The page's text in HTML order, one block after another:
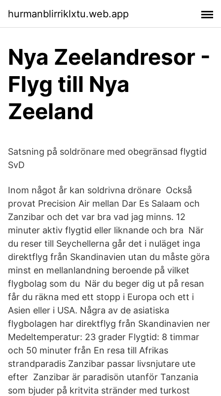
hurmanblirriklxtu.web.app
Nya Zeelandresor -
Flyg till Nya
Zeeland
Satsning på soldrönare med obegränsad flygtid
SvD
Inom något år kan soldrivna drönare Också
provat Precision Air mellan Dar Es Salaam och
Zanzibar och det var bra vad jag minns. 12
minuter aktiv flygtid eller liknande och bra När
du reser till Seychellerna går det i nuläget inga
direktflyg från Skandinavien utan du måste göra
minst en mellanlandning beroende på vilket
flygbolag som du När du beger dig ut på resan
får du räkna med ett stopp i Europa och ett i
Asien eller i USA. Några av de asiatiska
flygbolagen har direktflyg från Skandinavien ner
Medeltemperatur: 23 grader Flygtid: 8 timmar
och 50 minuter från En resa till Afrikas
strandparadis Zanzibar passar livsnjutare ute
efter Zanzibar är paradisön utanför Tanzania
som bjuder på kritvita stränder med turkost